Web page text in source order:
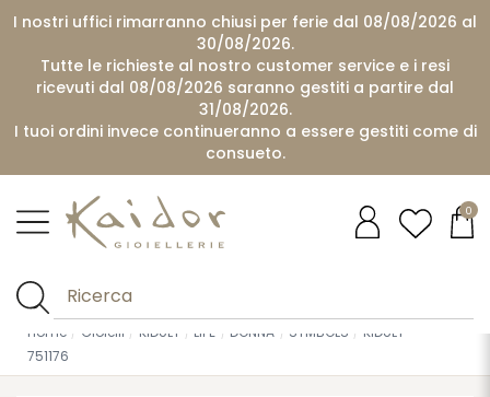
I nostri uffici rimarranno chiusi per ferie dal 08/08/2026 al
30/08/2026.
Tutte le richieste al nostro customer service e i resi
ricevuti dal 08/08/2026 saranno gestiti a partire dal
31/08/2026.
I tuoi ordini invece continueranno a essere gestiti come di
consueto.
0
Home Gioielli KIDULT LIFE DONNA SYMBOLS
KIDULT
751176